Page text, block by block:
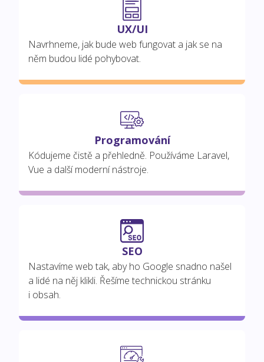
UX/UI
Navrhneme, jak bude web fungovat a jak se na
něm budou lidé pohybovat.
Programování
Kódujeme čistě a přehledně. Používáme Laravel,
Vue a další moderní nástroje.
SEO
Nastavíme web tak, aby ho Google snadno našel
a lidé na něj klikli. Řešíme technickou stránku
i obsah.